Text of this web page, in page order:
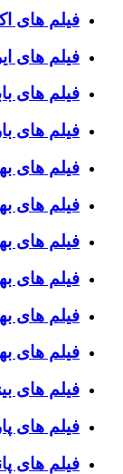
فیلم های
فیلم های
فیلم های
فیلم های
فیلم های
فیلم های
فیلم های
فیلم های
فیلم های
فیلم های
فیلم های
فیلم های
فیلم های